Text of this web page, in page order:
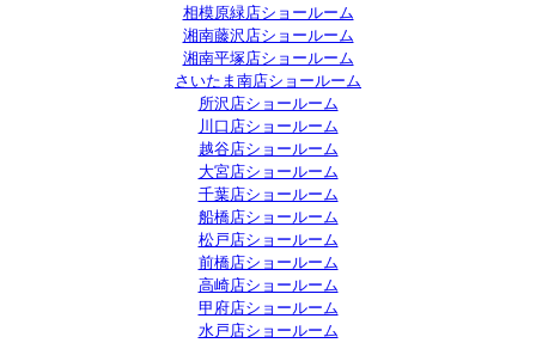
相模原緑店ショールーム
湘南藤沢店ショールーム
湘南平塚店ショールーム
さいたま南店ショールーム
所沢店ショールーム
川口店ショールーム
越谷店ショールーム
大宮店ショールーム
千葉店ショールーム
船橋店ショールーム
松戸店ショールーム
前橋店ショールーム
高崎店ショールーム
甲府店ショールーム
水戸店ショールーム